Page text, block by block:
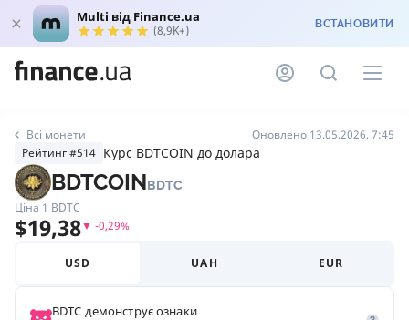
Multi від Finance.ua
(8,9K+) ВСТАНОВИТИ
Всі монети
Оновлено 13.05.2026, 7:45
Рейтинг #514 Курс BDTCOIN до долара
BDTCOINBDTC
Ціна 1 BDTC
$19,38▼ -0,29%
USD UAH EUR
BDTC демонструє ознаки